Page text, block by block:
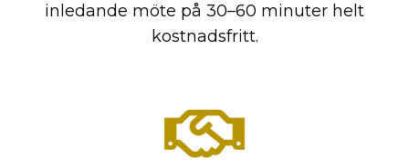
inledande möte på 30–60 minuter helt
kostnadsfritt.